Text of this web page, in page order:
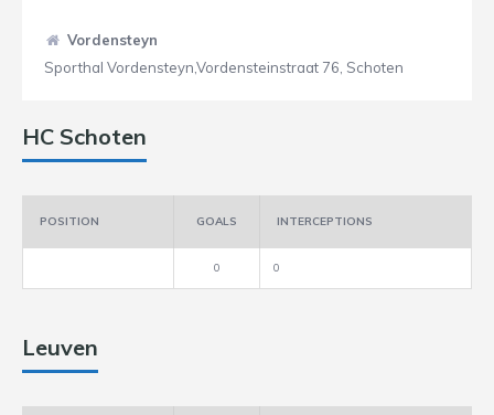
Vordensteyn
Sporthal Vordensteyn,Vordensteinstraat 76, Schoten
HC Schoten
POSITION GOALS INTERCEPTIONS
0 0
Leuven